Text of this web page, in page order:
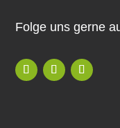
Folge uns gerne